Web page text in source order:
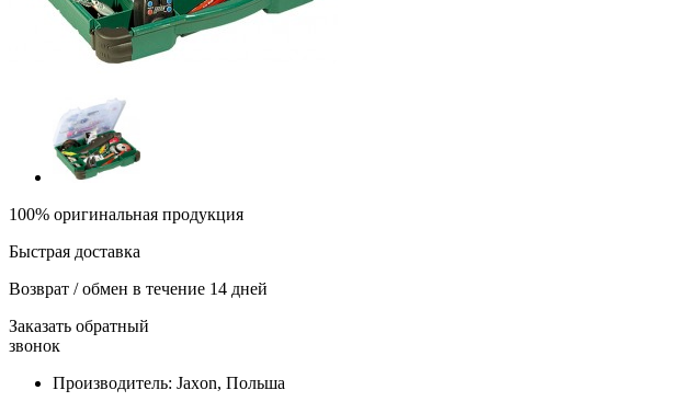
100% оригинальная продукция
Быстрая доставка
Возврат / обмен в течение 14 дней
Заказать обратный
звонок
Производитель: Jaxon, Польша